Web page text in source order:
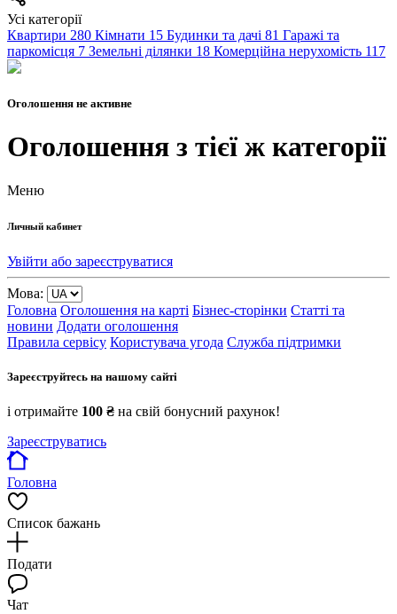
Усі категорії
Квартири 280 Кімнати 15 Будинки та дачі 81 Гаражі та
паркомісця 7 Земельні ділянки 18 Комерційна нерухомість 117
Оголошення не активне
Оголошення з тієї ж категорії
Меню
Личный кабинет
Увійти або зареєструватися
Мова:
Головна Оголошення на карті Бізнес-сторінки Статті та
новини Додати оголошення
Правила сервісу Користувача угода Служба підтримки
Зареєструйтесь на нашому сайті
і отримайте 100 ₴ на свій бонусний рахунок!
Зареєструватись
Головна
Список бажань
Подати
Чат